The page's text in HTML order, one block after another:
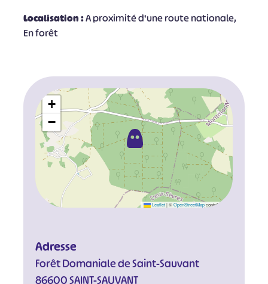
Localisation :A proximité d'une route nationale,
En forêt
+
−
Leaflet |©OpenStreetMapcontributors
Adresse
Forêt Domaniale de Saint-Sauvant
86600 SAINT-SAUVANT